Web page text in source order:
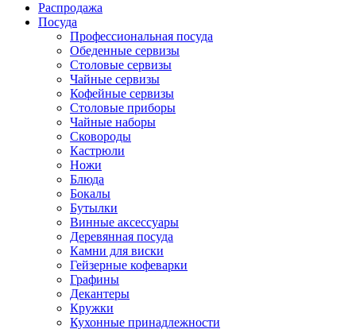
Распродажа
Посуда
Профессиональная посуда
Обеденные сервизы
Столовые сервизы
Чайные сервизы
Кофейные сервизы
Столовые приборы
Чайные наборы
Сковороды
Кастрюли
Ножи
Блюда
Бокалы
Бутылки
Винные аксессуары
Деревянная посуда
Камни для виски
Гейзерные кофеварки
Графины
Декантеры
Кружки
Кухонные принадлежности